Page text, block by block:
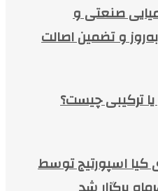
صنعتی و
و تضمین اصالت
ترکیبی چیست؟
اسپورتیج توسط